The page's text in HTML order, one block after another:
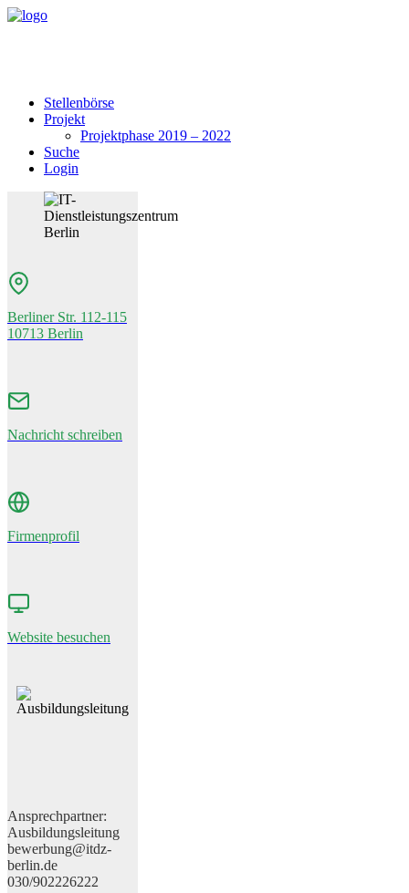
Stellenbörse
Projekt
Projektphase 2019 – 2022
Suche
Login
Berliner Str. 112-115
10713 Berlin
Nachricht schreiben
Firmenprofil
Website besuchen
Ansprechpartner:
Ausbildungsleitung
bewerbung@itdz-
berlin.de
030/902226222